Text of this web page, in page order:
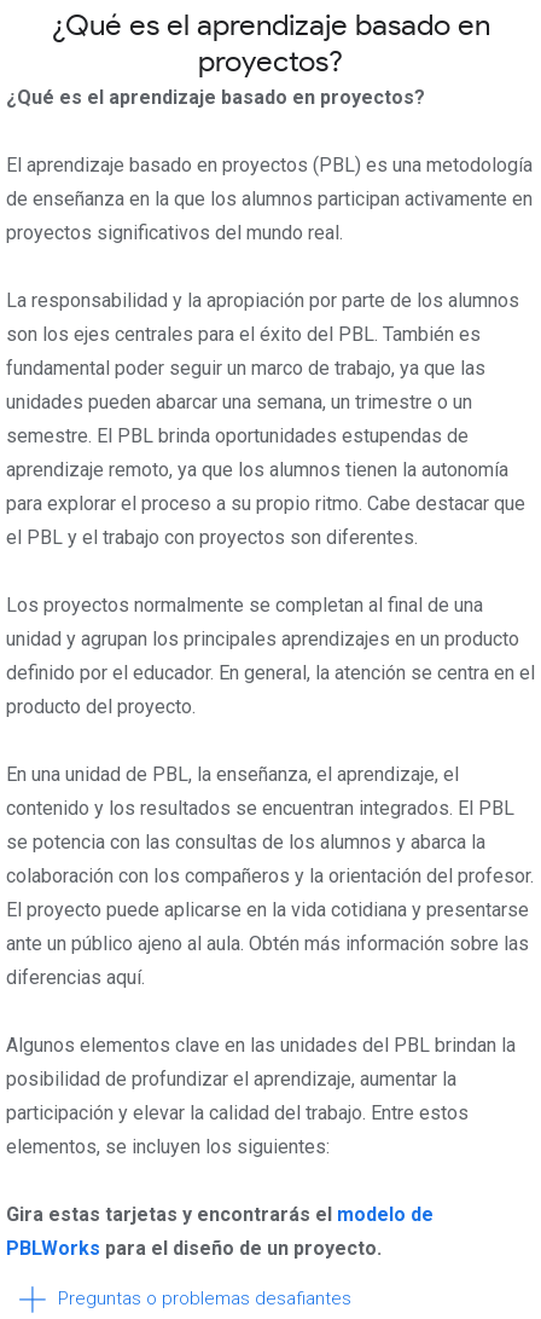
¿Qué es el aprendizaje basado en
proyectos?
¿Qué es el aprendizaje basado en proyectos?
El aprendizaje basado en proyectos (PBL) es una metodología
de enseñanza en la que los alumnos participan activamente en
proyectos significativos del mundo real.
La responsabilidad y la apropiación por parte de los alumnos
son los ejes centrales para el éxito del PBL. También es
fundamental poder seguir un marco de trabajo, ya que las
unidades pueden abarcar una semana, un trimestre o un
semestre. El PBL brinda oportunidades estupendas de
aprendizaje remoto, ya que los alumnos tienen la autonomía
para explorar el proceso a su propio ritmo. Cabe destacar que
el PBL y el trabajo con proyectos son diferentes.
Los proyectos normalmente se completan al final de una
unidad y agrupan los principales aprendizajes en un producto
definido por el educador. En general, la atención se centra en el
producto del proyecto.
En una unidad de PBL, la enseñanza, el aprendizaje, el
contenido y los resultados se encuentran integrados. El PBL
se potencia con las consultas de los alumnos y abarca la
colaboración con los compañeros y la orientación del profesor.
El proyecto puede aplicarse en la vida cotidiana y presentarse
ante un público ajeno al aula. Obtén más información sobre las
diferencias aquí.
Algunos elementos clave en las unidades del PBL brindan la
posibilidad de profundizar el aprendizaje, aumentar la
participación y elevar la calidad del trabajo. Entre estos
elementos, se incluyen los siguientes:
Gira estas tarjetas y encontrarás el modelo de
PBLWorks para el diseño de un proyecto.
Preguntas o problemas desafiantes